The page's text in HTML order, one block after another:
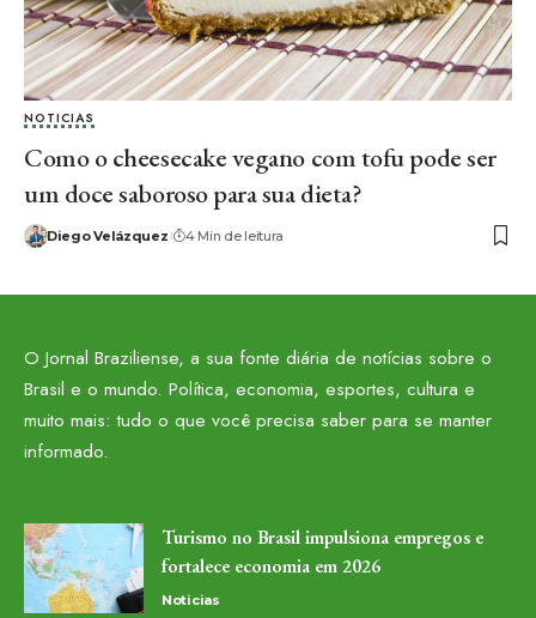
NOTICIAS
Como o cheesecake vegano com tofu pode ser
um doce saboroso para sua dieta?
Diego Velázquez 4 Min de leitura
O Jornal Braziliense, a sua fonte diária de notícias sobre o
Brasil e o mundo. Política, economia, esportes, cultura e
muito mais: tudo o que você precisa saber para se manter
informado.
Turismo no Brasil impulsiona empregos e
fortalece economia em 2026
Noticias